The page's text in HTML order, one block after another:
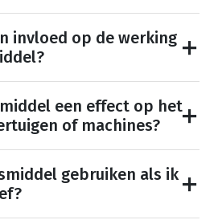
invloed op de werking
een effect op het
of machines?
gebruiken als ik